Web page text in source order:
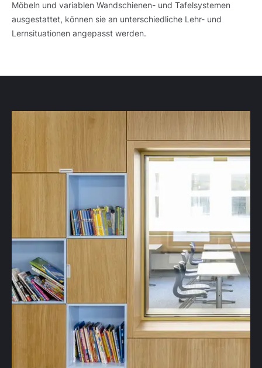
Möbeln und variablen Wandschienen- und Tafelsystemen
ausgestattet, können sie an unterschiedliche Lehr- und
Lernsituationen angepasst werden.